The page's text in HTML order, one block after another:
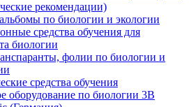
рекомендации)
по биологии и экологии
средства обучения для
биологии
фолии по биологии и
средства обучения
оборудование по биологии 3B